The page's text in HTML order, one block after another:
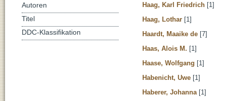
Haag, Karl Friedrich [1]
Haag, Lothar [1]
Haardt, Maaike de [7]
Haas, Alois M. [1]
Haase, Wolfgang [1]
Habenicht, Uwe [1]
Haberer, Johanna [1]
Autoren
Titel
DDC-Klassifikation